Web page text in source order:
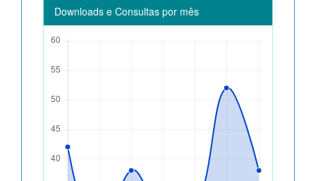
Downloads e Consultas por mês